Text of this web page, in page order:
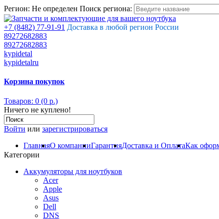
Регион: Не определен Поиск региона:
+7 (8482) 77-91-91 Доставка в любой регион России
89272682883
89272682883
kypidetal
kypidetalru
Корзина покупок
Товаров: 0 (0 р.)
Ничего не куплено!
Войти или зарегистрироваться
ГлавнаяО компанииГарантияДоставка и ОплатаКак
Категории
Аккумуляторы для ноутбуков
Acer
Apple
Asus
Dell
DNS